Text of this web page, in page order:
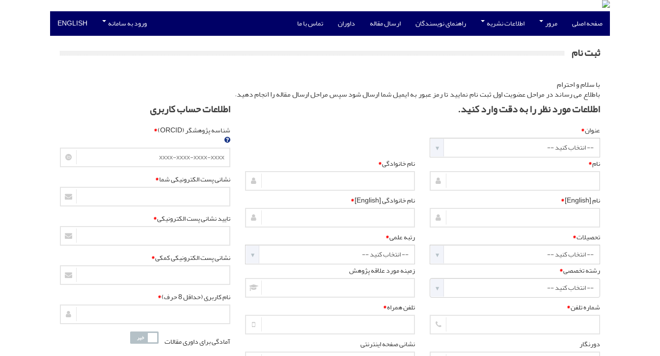
صفحه اصلی مرور اطلاعات نشریه راهنمای نویسندگان ارسال مقاله داوران تماس با ما ورود به سامانه ENGLISH
ثبت نام
با سلام و احترام
باطلاع می رساند در مراحل عضویت اول ثبت نام نمایید تا رمز عبور به ایمیل شما ارسال شود سپس مراحل ارسال مقاله را انجام دهید.
اطلاعات مورد نظر را به دقت وارد کنید.
عنوان*
نام* نام خانوادگی*
نام [English] * نام خانوادگی [English] *
تحصیلات* رتبه علمی*
رشته تخصصی* زمینه مورد علاقه پژوهش
شماره تلفن* تلفن همراه*
دورنگار نشانی صفحه اینترنتی
اطلاعات حساب کاربری
شناسه پژوهشگر (ORCID) *
نشانی پست الکترونیکی شما*
تایید نشانی پست الکترونیکی*
نشانی پست الکترونیکی کمکی*
نام کاربری (حداقل 8 حرف) *
آمادگی برای داوری مقالات